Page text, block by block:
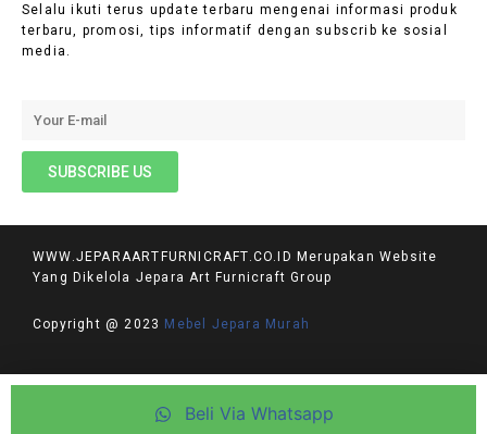
Beli Via Whatsapp
Selalu ikuti terus update terbaru mengenai informasi produk
terbaru, promosi, tips informatif dengan subscrib ke sosial
media.
WWW.JEPARAARTFURNICRAFT.CO.ID Merupakan Website
Yang Dikelola Jepara Art Furnicraft Group
Copyright @ 2023 Mebel Jepara Murah
PRIVACY POLICY
TERMS AND CONDITIONS